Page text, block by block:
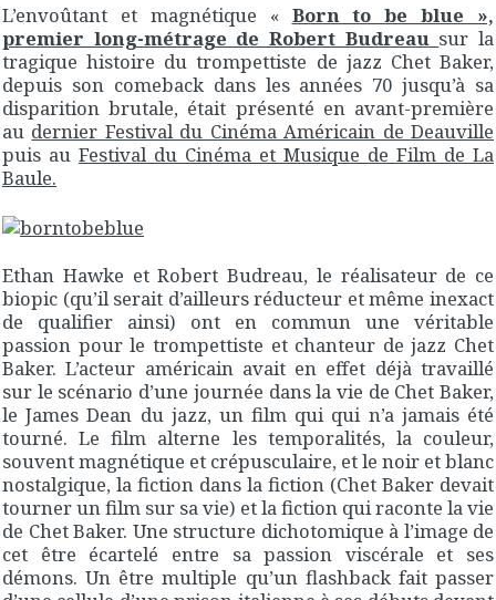
L’envoûtant et magnétique « Born to be blue »,
premier long-métrage de Robert Budreau sur la
tragique histoire du trompettiste de jazz Chet Baker,
depuis son comeback dans les années 70 jusqu’à sa
disparition brutale, était présenté en avant-première
au dernier Festival du Cinéma Américain de Deauville
puis au Festival du Cinéma et Musique de Film de La
Baule.
Ethan Hawke et Robert Budreau, le réalisateur de ce
biopic (qu’il serait d’ailleurs réducteur et même inexact
de qualifier ainsi) ont en commun une véritable
passion pour le trompettiste et chanteur de jazz Chet
Baker. L’acteur américain avait en effet déjà travaillé
sur le scénario d’une journée dans la vie de Chet Baker,
le James Dean du jazz, un film qui qui n’a jamais été
tourné. Le film alterne les temporalités, la couleur,
souvent magnétique et crépusculaire, et le noir et blanc
nostalgique, la fiction dans la fiction (Chet Baker devait
tourner un film sur sa vie) et la fiction qui raconte la vie
de Chet Baker. Une structure dichotomique à l’image de
cet être écartelé entre sa passion viscérale et ses
démons. Un être multiple qu’un flashback fait passer